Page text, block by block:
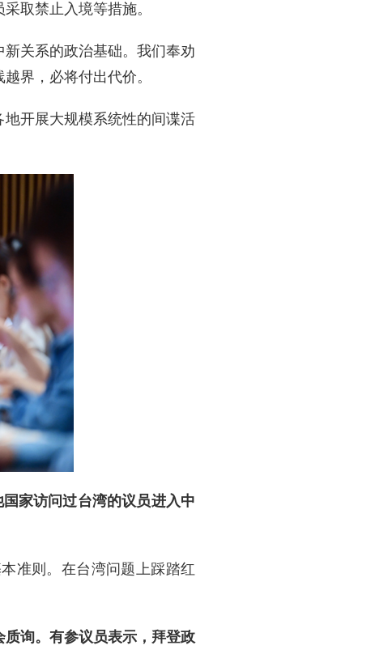
取禁止入境等措施。
关系的政治基础。我们奉劝
界，必将付出代价。
开展大规模系统性的间谍活
家访问过台湾的议员进入中
准则。在台湾问题上踩踏红
质询。有参议员表示，拜登政